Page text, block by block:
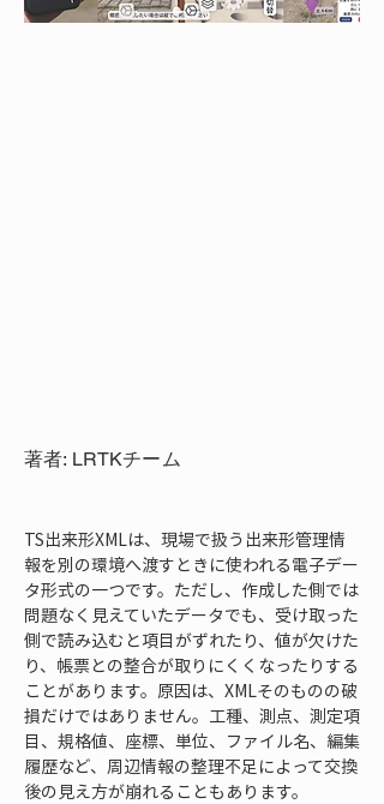
著者: LRTKチーム
TS出来形XMLは、現場で扱う出来形管理情
報を別の環境へ渡すときに使われる電子デー
タ形式の一つです。ただし、作成した側では
問題なく見えていたデータでも、受け取った
側で読み込むと項目がずれたり、値が欠けた
り、帳票との整合が取りにくくなったりする
ことがあります。原因は、XMLそのものの破
損だけではありません。工種、測点、測定項
目、規格値、座標、単位、ファイル名、編集
履歴など、周辺情報の整理不足によって交換
後の見え方が崩れることもあります。